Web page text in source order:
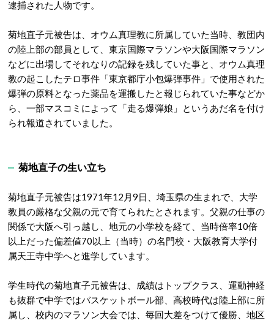
逮捕された人物です。
菊地直子元被告は、オウム真理教に所属していた当時、教団内
の陸上部の部員として、東京国際マラソンや大阪国際マラソン
などに出場してそれなりの記録を残していた事と、オウム真理
教の起こしたテロ事件「東京都庁小包爆弾事件」で使用された
爆弾の原料となった薬品を運搬したと報じられていた事などか
ら、一部マスコミによって「走る爆弾娘」というあだ名を付け
られ報道されていました。
菊地直子の生い立ち
菊地直子元被告は1971年12月9日、埼玉県の生まれで、大学
教員の厳格な父親の元で育てられたとされます。父親の仕事の
関係で大阪へ引っ越し、地元の小学校を経て、当時倍率10倍
以上だった偏差値70以上（当時）の名門校・大阪教育大学付
属天王寺中学へと進学しています。
学生時代の菊地直子元被告は、成績はトップクラス、運動神経
も抜群で中学ではバスケットボール部、高校時代は陸上部に所
属し、校内のマラソン大会では、毎回大差をつけて優勝、地区